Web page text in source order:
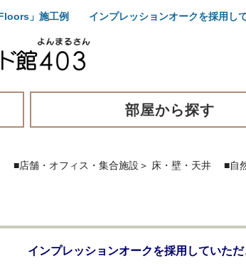
」施工例 インプレッションオークを採用して
部屋から探す
■店舗・オフィス・集合施設 ＞ 床・壁・天井 ■自
インプレッションオークを採用していただ